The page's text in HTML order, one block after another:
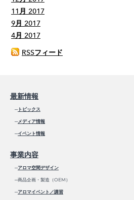
11月 2017
9月 2017
4月 2017
RSSフィード
最新情報
─トピックス
─メディア情報
─イベント情報
事業内容
─アロマ空間デザイン
─商品企画・製造（OEM）
─アロマイベント／講習